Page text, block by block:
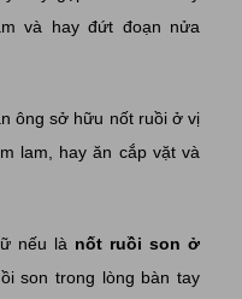
và hay đứt đoạn nửa
ông sở hữu nốt ruồi ở vị
lam, hay ăn cắp vặt và
nếu là nốt ruồi son ở
son trong lòng bàn tay